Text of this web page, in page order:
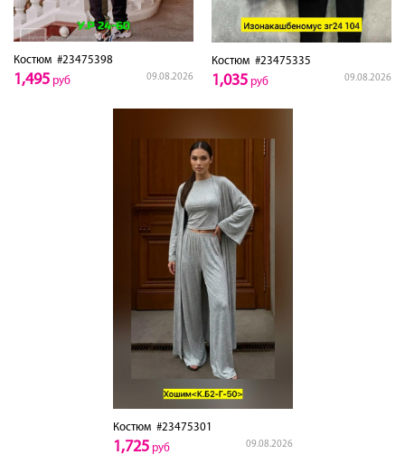
Костюм #23475398
09.08.2026
1,495 руб
Костюм #23475335
09.08.2026
1,035 руб
Костюм#23475301
09.08.2026
1,725руб